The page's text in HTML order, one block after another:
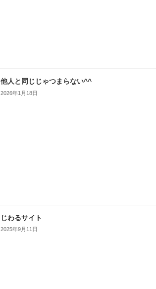
他人と同じじゃつまらない^^
2026年1月18日
じわるサイト
2025年9月11日